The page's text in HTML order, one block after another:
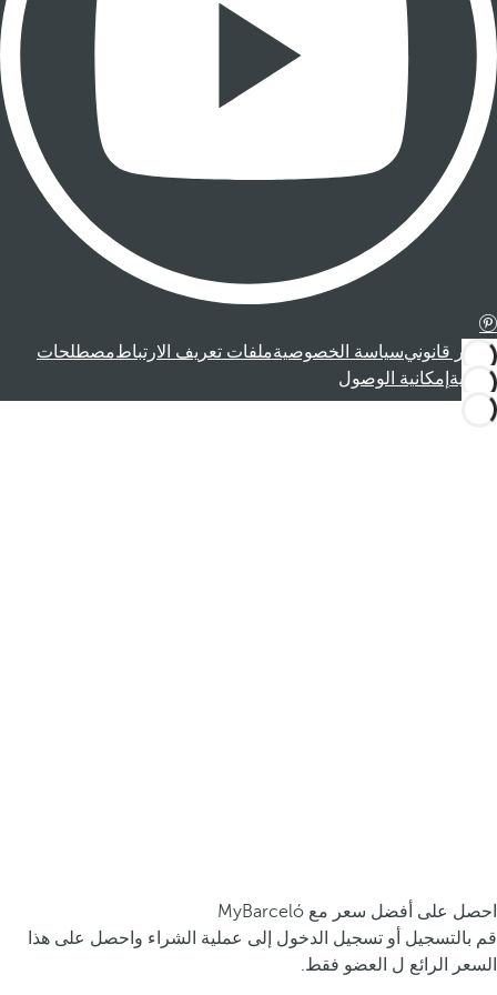
إشعار قانونيسياسة الخصوصيةملفات تعريف الارتباطمصطلحات
قانونية إمكانية الوصول
احصل على أفضل سعر مع MyBarceló
قم بالتسجيل أو تسجيل الدخول إلى عملية الشراء واحصل على هذا
السعر الرائع ل العضو فقط.